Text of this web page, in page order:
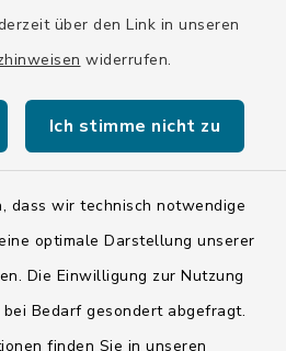
über den Link in unseren
widerrufen.
Ich stimme nicht zu
dass wir technisch notwendige
optimale Darstellung unserer
Die Einwilligung zur Nutzung
Bedarf gesondert abgefragt.
finden Sie in unseren
Kontakt